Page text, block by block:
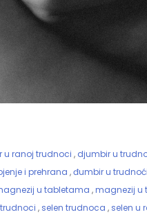
u ranoj trudnoci , djumbir u
i prehrana ,đumbir u trudnoći
u tabletama ,magnezij u
, selen trudnoca , selen u